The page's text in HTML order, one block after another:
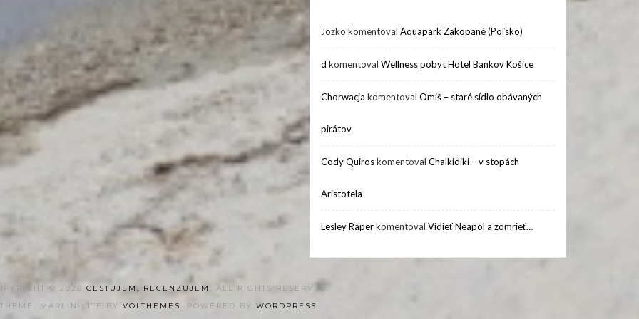
Jozko komentoval Aquapark Zakopané (Poľsko)
d komentoval Wellness pobyt Hotel Bankov Košice
Chorwacja komentoval Omiš – staré sídlo obávaných
pirátov
Cody Quiroskomentoval Chalkidiki – v stopách
Aristotela
Lesley Raperkomentoval Vidieť Neapol a zomrieť…
© 2026 CESTUJEM, RECENZUJEM
. ALL RIGHTS RESERVED.
THEME: MARLIN-LITE BY VOLTHEMES . POWERED BY WORDPRESS